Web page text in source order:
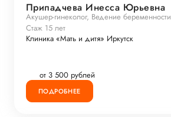
Припадчева Инесса Юрьевна
Акушер-гинеколог, Ведение беременности
Стаж 15 лет
Клиника «Мать и дитя» Иркутск
от 3 500 рублей
ПОДРОБНЕЕ